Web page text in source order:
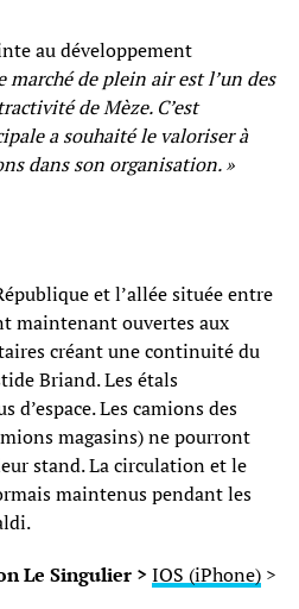
au développement
marché de plein air est l’un des
de Mèze. C’est
a souhaité le valoriser à
dans son organisation. »
et l’allée située entre
maintenant ouvertes aux
créant une continuité du
Briand. Les étals
Les camions des
magasins) ne pourront
stand. La circulation et le
maintenus pendant les
Le Singulier > IOS (iPhone)>